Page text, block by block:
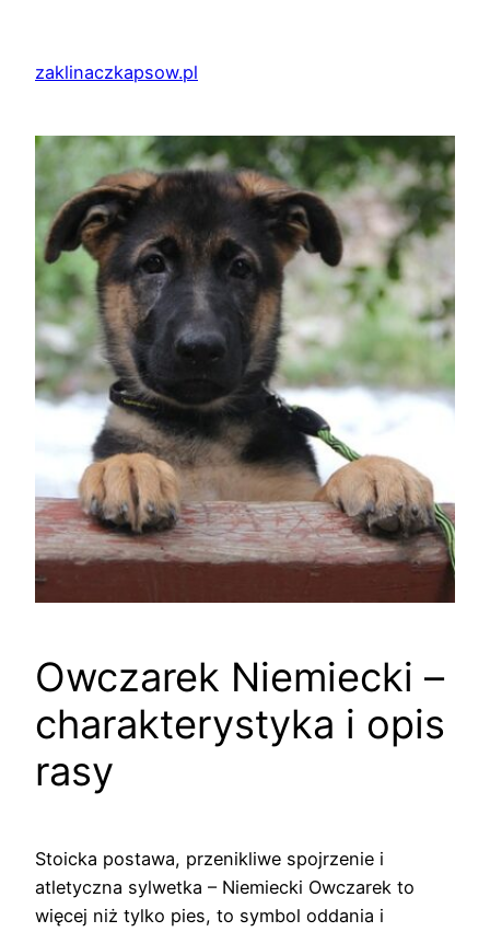
treścizaklinaczkapsow.pl
Owczarek Niemiecki –
charakterystyka i opis
rasy
Stoicka postawa, przenikliwe spojrzenie i
atletyczna sylwetka – Niemiecki Owczarek to
więcej niż tylko pies, to symbol oddania i